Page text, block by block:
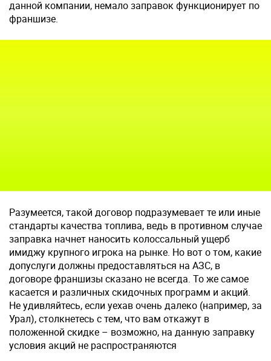
данной компании, немало заправок функционирует по
франшизе.
Разумеется, такой договор подразумевает те или иные
стандарты качества топлива, ведь в противном случае
заправка начнет наносить колоссальный ущерб
имиджу крупного игрока на рынке. Но вот о том, какие
допуслуги должны предоставляться на АЗС, в
договоре франшизы сказано не всегда. То же самое
касается и различных скидочных программ и акций.
Не удивляйтесь, если уехав очень далеко (например, за
Урал), столкнетесь с тем, что вам откажут в
положенной скидке – возможно, на данную заправку
условия акций не распространяются